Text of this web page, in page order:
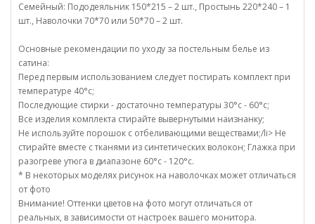
Семейный: Пододеяльник 150*215 – 2 шт., Простынь 220*240 – 1
шт., Наволочки 70*70 или 50*70 – 2 шт.
Основные рекомендации по уходу за постельным белье из
сатина:
Перед первым использованием следует постирать комплект при
температуре 40°c;
Последующие стирки - достаточно температуры 30°c - 60°c;
Все изделия комплекта стирайте вывернутыми наизнанку;
Не используйте порошок с отбеливающими веществами;/li> Не
стирайте вместе с тканями из синтетических волокон; Глажка при
разогреве утюга в диапазоне 60°c - 120°c.
* В некоторых моделях рисунок на наволочках может отличаться
от фото
Внимание! Оттенки цветов на фото могут отличаться от
реальных, в зависимости от настроек вашего монитора.